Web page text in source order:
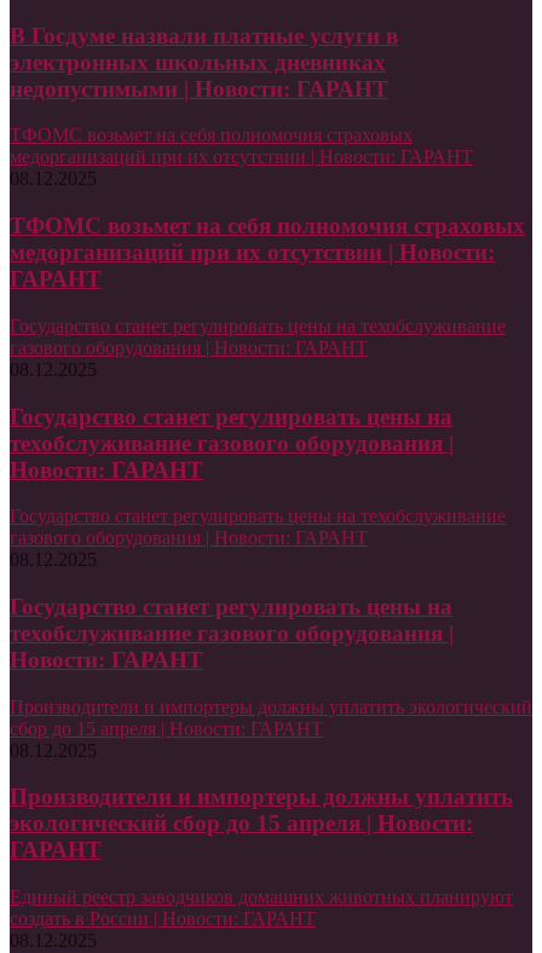
В Госдуме назвали платные услуги в
электронных школьных дневниках
недопустимыми | Новости: ГАРАНТ
ТФОМС возьмет на себя полномочия страховых
медорганизаций при их отсутствии | Новости: ГАРАНТ
08.12.2025
ТФОМС возьмет на себя полномочия страховых
медорганизаций при их отсутствии | Новости:
ГАРАНТ
Государство станет регулировать цены на техобслуживание
газового оборудования | Новости: ГАРАНТ
08.12.2025
Государство станет регулировать цены на
техобслуживание газового оборудования |
Новости: ГАРАНТ
Государство станет регулировать цены на техобслуживание
газового оборудования | Новости: ГАРАНТ
08.12.2025
Государство станет регулировать цены на
техобслуживание газового оборудования |
Новости: ГАРАНТ
Производители и импортеры должны уплатить экологический
сбор до 15 апреля | Новости: ГАРАНТ
08.12.2025
Производители и импортеры должны уплатить
экологический сбор до 15 апреля | Новости:
ГАРАНТ
Единый реестр заводчиков домашних животных планируют
создать в России | Новости: ГАРАНТ
08.12.2025